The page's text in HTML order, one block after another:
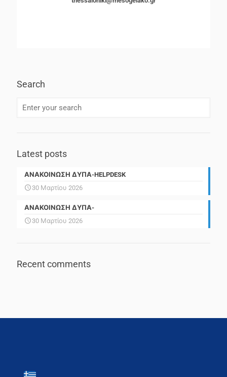
Search
Latest posts
ΑΝΑΚΟΙΝΩΣΗ ΔΥΠΑ-HELPDESK
30 Μαρτίου 2026
ΑΝΑΚΟΙΝΩΣΗ ΔΥΠΑ-
30 Μαρτίου 2026
Recent comments